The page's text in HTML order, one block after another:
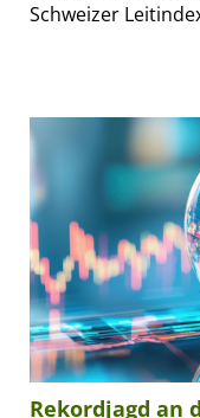
Schweizer
Rekordjagd an